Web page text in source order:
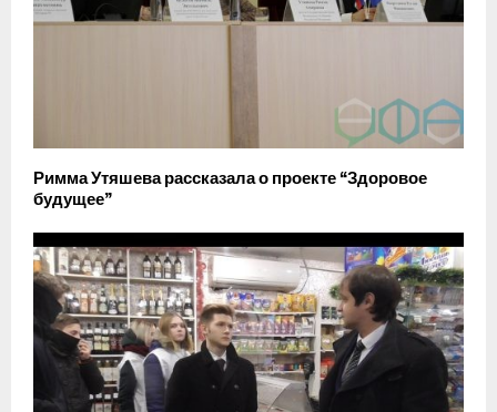
Римма Утяшева рассказала о проекте “Здоровое
будущее”